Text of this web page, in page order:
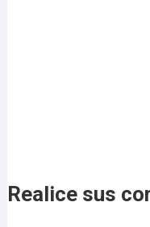
Realice sus